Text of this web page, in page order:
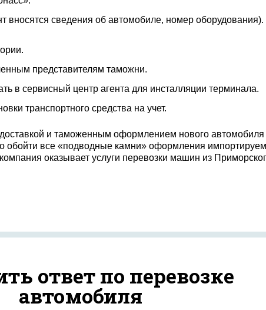
вносятся сведения об автомобиле, номер
представителям таможни.
в сервисный центр агента для инсталляции терминала.
транспортного средства на учет.
и таможенным оформлением нового
обойти все «подводные камни» оформления
оказывает услуги перевозки машин из
ответ по перевозке
автомобиля